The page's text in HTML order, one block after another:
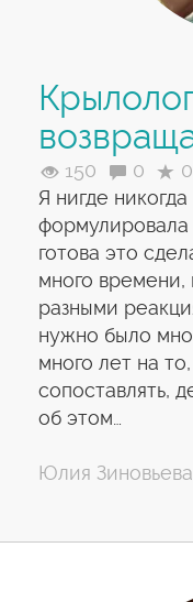
150 0
0
Я нигде
формулировала
готова это
много времени,
разными
нужно было
много лет на
сопоставлять,
об этом…
Юлия